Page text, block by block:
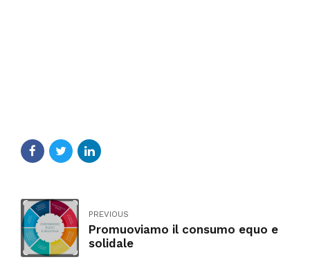
PREVIOUS
Promuoviamo il consumo equo e
solidale